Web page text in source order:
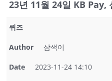
23년 11월 24일 KB Pay,
퀴즈
Author 삼색이
Date 2023-11-24 14:10